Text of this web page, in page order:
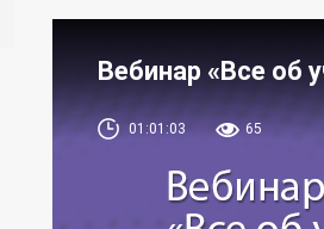
Вебинар «Все об
01:01:03 65